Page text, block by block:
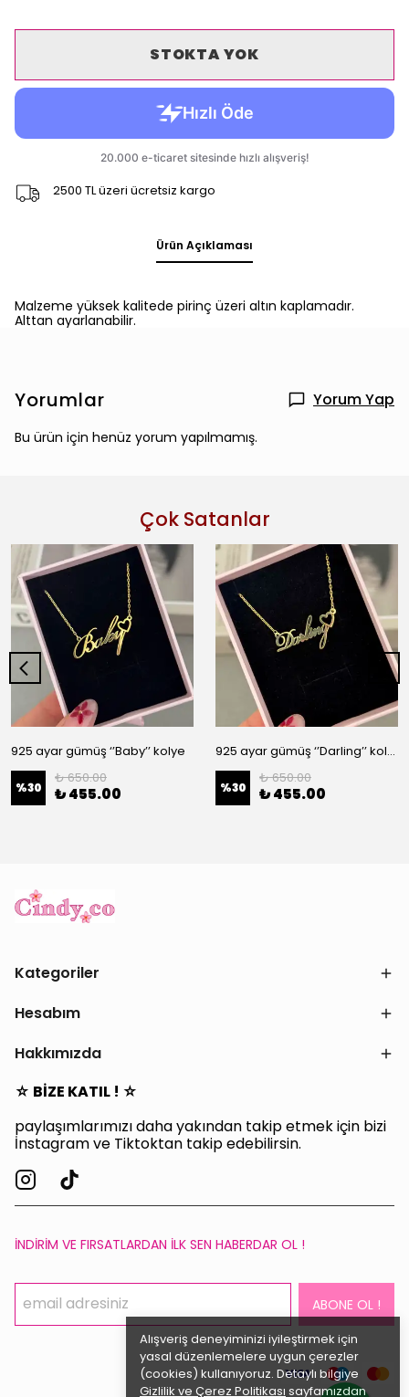
Alışveriş deneyiminizi iyileştirmek için
yasal düzenlemelere uygun çerezler
(cookies) kullanıyoruz. Detaylı bilgiye
Gizlilik ve Çerez Politikası sayfamızdan
STOKTA YOK
2500 TL üzeri ücretsiz kargo
Ürün Açıklaması
Malzeme yüksek kalitede pirinç üzeri altın kaplamadır.
Alttan ayarlanabilir.
Yorumlar Yorum Yap
Bu ürün için henüz yorum yapılmamış.
Çok Satanlar
925 ayar gümüş ‘’Baby’’ kolye
%30
₺ 650.00
₺ 455.00
925 ayar gümüş ‘’Darling’’ kolye
%30
₺ 650.00
₺ 455.00
Kategoriler
Hesabım
Hakkımızda
☆ BİZE KATIL ! ☆
paylaşımlarımızı daha yakından takip etmek için bizi
İnstagram ve Tiktoktan takip edebilirsin.
İNDİRİM VE FIRSATLARDAN İLK SEN HABERDAR OL !
ABONE OL !